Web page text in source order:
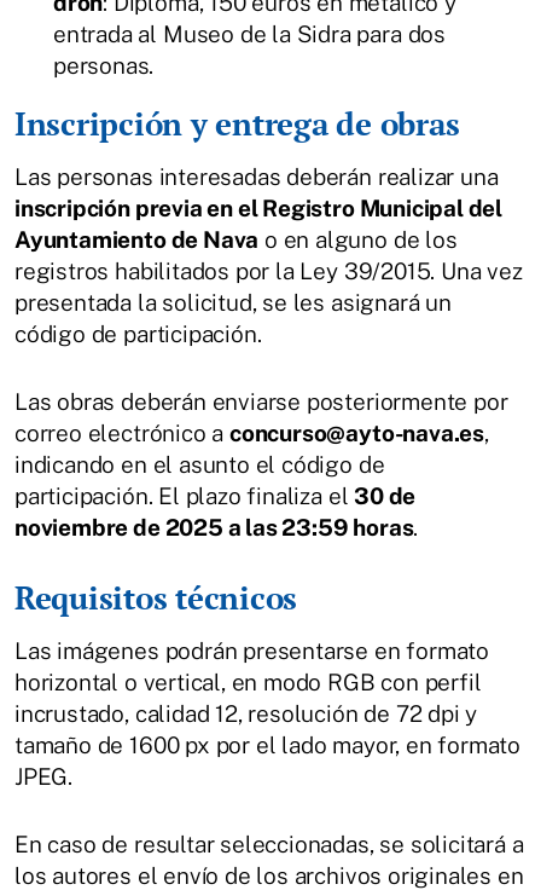
entrada al Museo de la Sidra para dos
personas.
Inscripción y entrega de obras
Las personas interesadas deberán realizar una
inscripción previa en el Registro Municipal del
Ayuntamiento de Nava o en alguno de los
registros habilitados por la Ley 39/2015. Una vez
presentada la solicitud, se les asignará un
código de participación.
Las obras deberán enviarse posteriormente por
correo electrónico aconcurso@ayto-nava.es,
indicando en el asunto el código de
participación. El plazo finaliza el 30 de
noviembre de 2025 a las 23:59 horas.
Requisitos técnicos
Las imágenes podrán presentarse en formato
horizontal o vertical, en modo RGB con perfil
incrustado, calidad 12, resolución de 72 dpi y
tamaño de 1600 px por el lado mayor, en formato
JPEG.
En caso de resultar seleccionadas, se solicitará a
los autores el envío de los archivos originales en